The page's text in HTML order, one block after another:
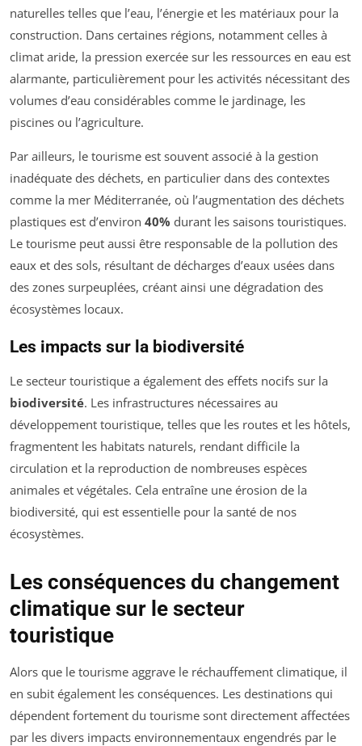
naturelles telles que l’eau, l’énergie et les matériaux pour la
construction. Dans certaines régions, notamment celles à
climat aride, la pression exercée sur les ressources en eau est
alarmante, particulièrement pour les activités nécessitant des
volumes d’eau considérables comme le jardinage, les
piscines ou l’agriculture.
Par ailleurs, le tourisme est souvent associé à la gestion
inadéquate des déchets, en particulier dans des contextes
comme la mer Méditerranée, où l’augmentation des déchets
plastiques est d’environ 40% durant les saisons touristiques.
Le tourisme peut aussi être responsable de la pollution des
eaux et des sols, résultant de décharges d’eaux usées dans
des zones surpeuplées, créant ainsi une dégradation des
écosystèmes locaux.
Les impacts sur la biodiversité
Le secteur touristique a également des effets nocifs sur la
biodiversité. Les infrastructures nécessaires au
développement touristique, telles que les routes et les hôtels,
fragmentent les habitats naturels, rendant difficile la
circulation et la reproduction de nombreuses espèces
animales et végétales. Cela entraîne une érosion de la
biodiversité, qui est essentielle pour la santé de nos
écosystèmes.
Les conséquences du changement
climatique sur le secteur
touristique
Alors que le tourisme aggrave le réchauffement climatique, il
en subit également les conséquences. Les destinations qui
dépendent fortement du tourisme sont directement affectées
par les divers impacts environnementaux engendrés par le